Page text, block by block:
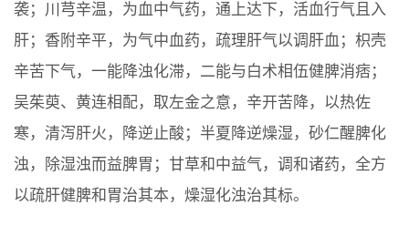
袭；川芎辛温，为血中气药，通上达下，活血行气且入
肝；香附辛平，为气中血药，疏理肝气以调肝血；枳壳
辛苦下气，一能降浊化滞，二能与白术相伍健脾消痞；
吴茱萸、黄连相配，取左金之意，辛开苦降，以热佐
寒，清泻肝火，降逆止酸；半夏降逆燥湿，砂仁醒脾化
浊，除湿浊而益脾胃；甘草和中益气，调和诸药，全方
以疏肝健脾和胃治其本，燥湿化浊治其标。